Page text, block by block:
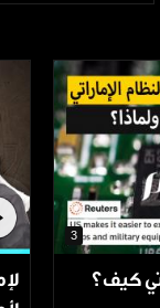
3
كيف؟